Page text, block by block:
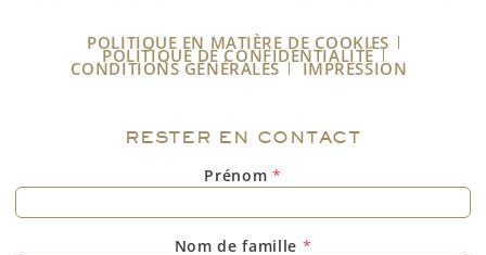
POLITIQUE EN MATIÈRE DE COOKIES
POLITIQUE DE CONFIDENTIALITÉ
CONDITIONS GÉNÉRALES IMPRESSION
RESTER EN CONTACT
Prénom*
Nom de famille *